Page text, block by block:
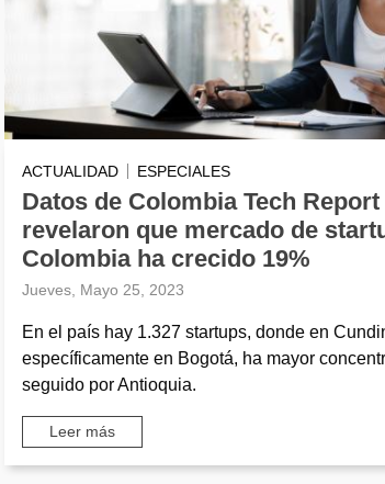
ACTUALIDAD ESPECIALES
Datos de Colombia Tech Report
revelaron que mercado de
Colombia ha crecido 19%
Jueves, Mayo 25, 2023
En el país hay 1.327 startups, donde en
específicamente en Bogotá, ha mayor
seguido por Antioquia.
Leer más